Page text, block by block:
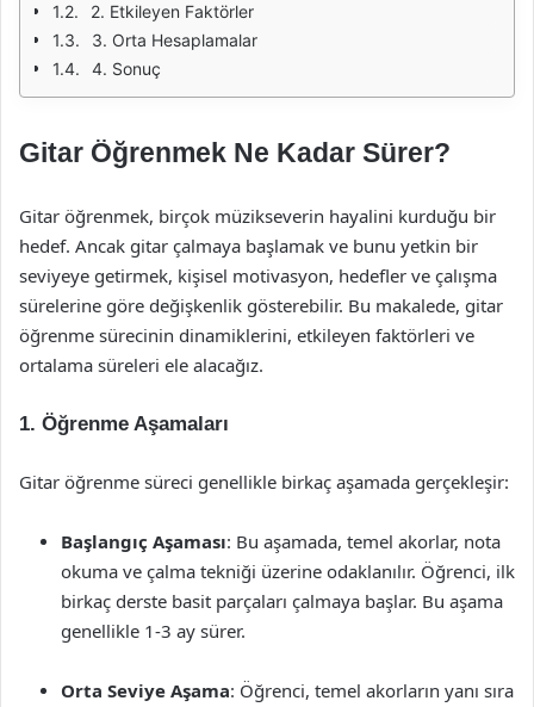
2. Etkileyen Faktörler
3. Orta Hesaplamalar
4. Sonuç
Gitar Öğrenmek Ne Kadar Sürer?
Gitar öğrenmek, birçok müzikseverin hayalini kurduğu bir
hedef. Ancak gitar çalmaya başlamak ve bunu yetkin bir
seviyeye getirmek, kişisel motivasyon, hedefler ve çalışma
sürelerine göre değişkenlik gösterebilir. Bu makalede, gitar
öğrenme sürecinin dinamiklerini, etkileyen faktörleri ve
ortalama süreleri ele alacağız.
1. Öğrenme Aşamaları
Gitar öğrenme süreci genellikle birkaç aşamada gerçekleşir:
Başlangıç Aşaması: Bu aşamada, temel akorlar, nota
okuma ve çalma tekniği üzerine odaklanılır. Öğrenci, ilk
birkaç derste basit parçaları çalmaya başlar. Bu aşama
genellikle 1-3 ay sürer.
Orta Seviye Aşama: Öğrenci, temel akorların yanı sıra